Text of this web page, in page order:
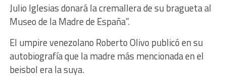
Julio Iglesias donará la cremallera de su bragueta al
Museo de la Madre de España”.
El umpire venezolano Roberto Olivo publicó en su
autobiografía que la madre más mencionada en el
beisbol era la suya.